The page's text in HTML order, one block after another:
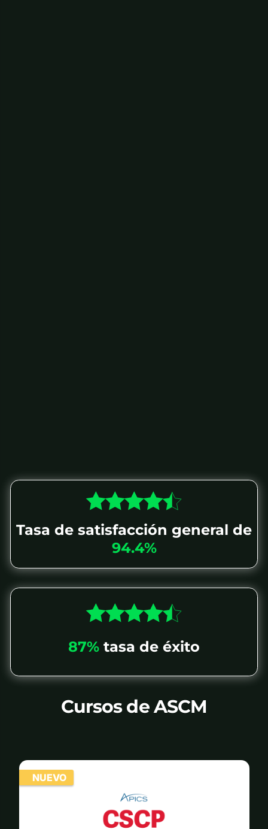
Tasa de satisfacción general de
94.4%
87% tasa de éxito
Cursos de ASCM
NUEVO